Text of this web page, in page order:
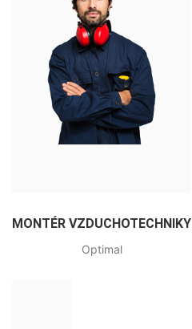
MONTÉR VZDUCHOTECHNIKY
Optimal